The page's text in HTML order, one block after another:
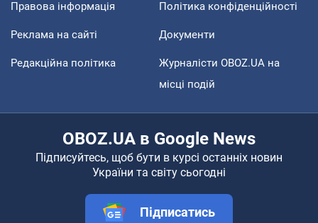
Правова інформація Політика конфіденційності
Реклама на сайті Документи
Редакційна політика
Журналісти OBOZ.UA на
місці подій
OBOZ.UA в Google News
Підписуйтесь, щоб бути в курсі останніх новин
України та світу сьогодні
Підписатись